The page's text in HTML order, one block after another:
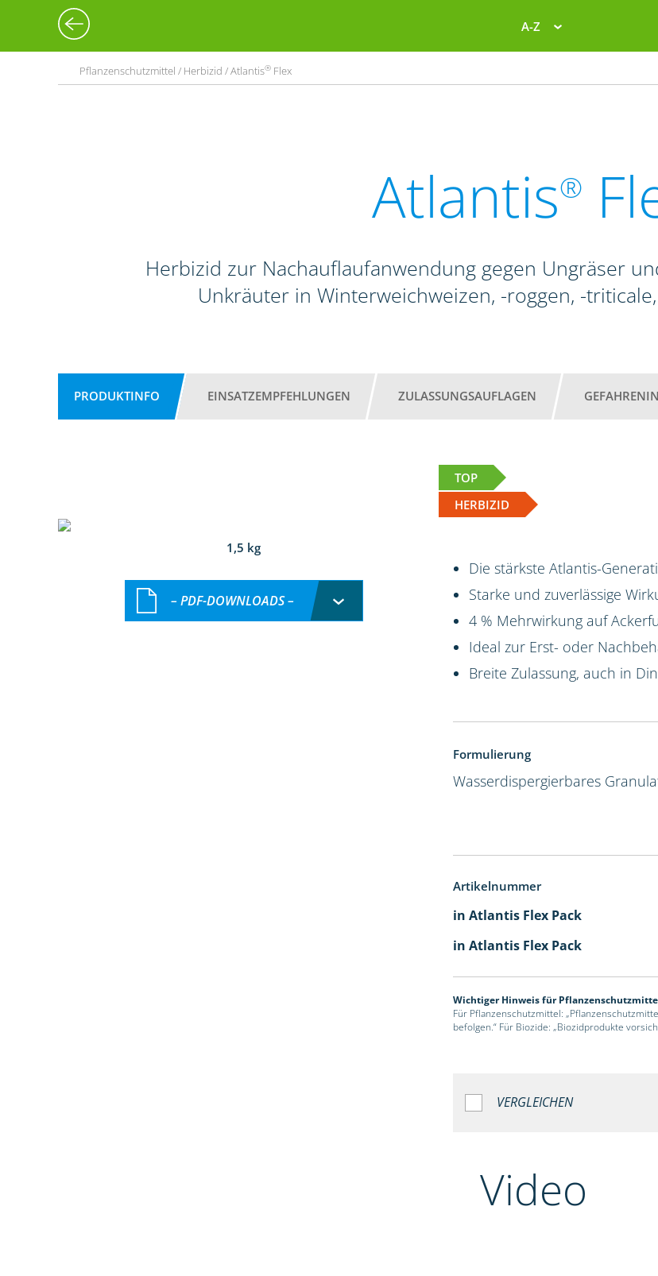
A-Z
Pflanzenschutzmittel / Herbizid / Atlantis® Flex
Atlantis®
Herbizid zur Nachauflaufanwendung gegen Ungräser
Unkräuter in Winterweichweizen, -roggen, -
PRODUKTINFO EINSATZEMPFEHLUNGEN ZULASSUNGSAUFLAGEN
TOP
HERBIZID
1,5 kg
– PDF-DOWNLOADS –
Die stärkste Atlantis-
Starke und zuverlässige
4 % Mehrwirkung auf
Ideal zur Erst- oder
Breite Zulassung, auch in
Formulierung
Wasserdispergierbares
Artikelnummer
in Atlantis Flex Pack
in Atlantis Flex Pack
Wichtiger Hinweis für
Für Pflanzenschutzmittel:
befolgen.“ Für Biozide: „Biozidprodukte
VERGLEICHEN
Video